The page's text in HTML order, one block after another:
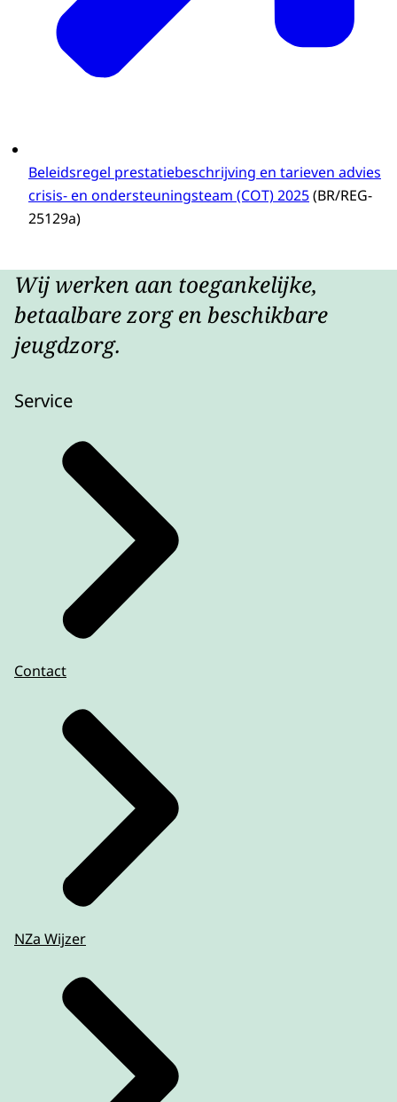
Beleidsregel prestatiebeschrijving en tarieven advies
crisis- en ondersteuningsteam (COT) 2025(BR/REG-
25129a)
Wij werken aan toegankelijke,
betaalbare zorg en beschikbare
jeugdzorg.
Service
Contact
NZa Wijzer